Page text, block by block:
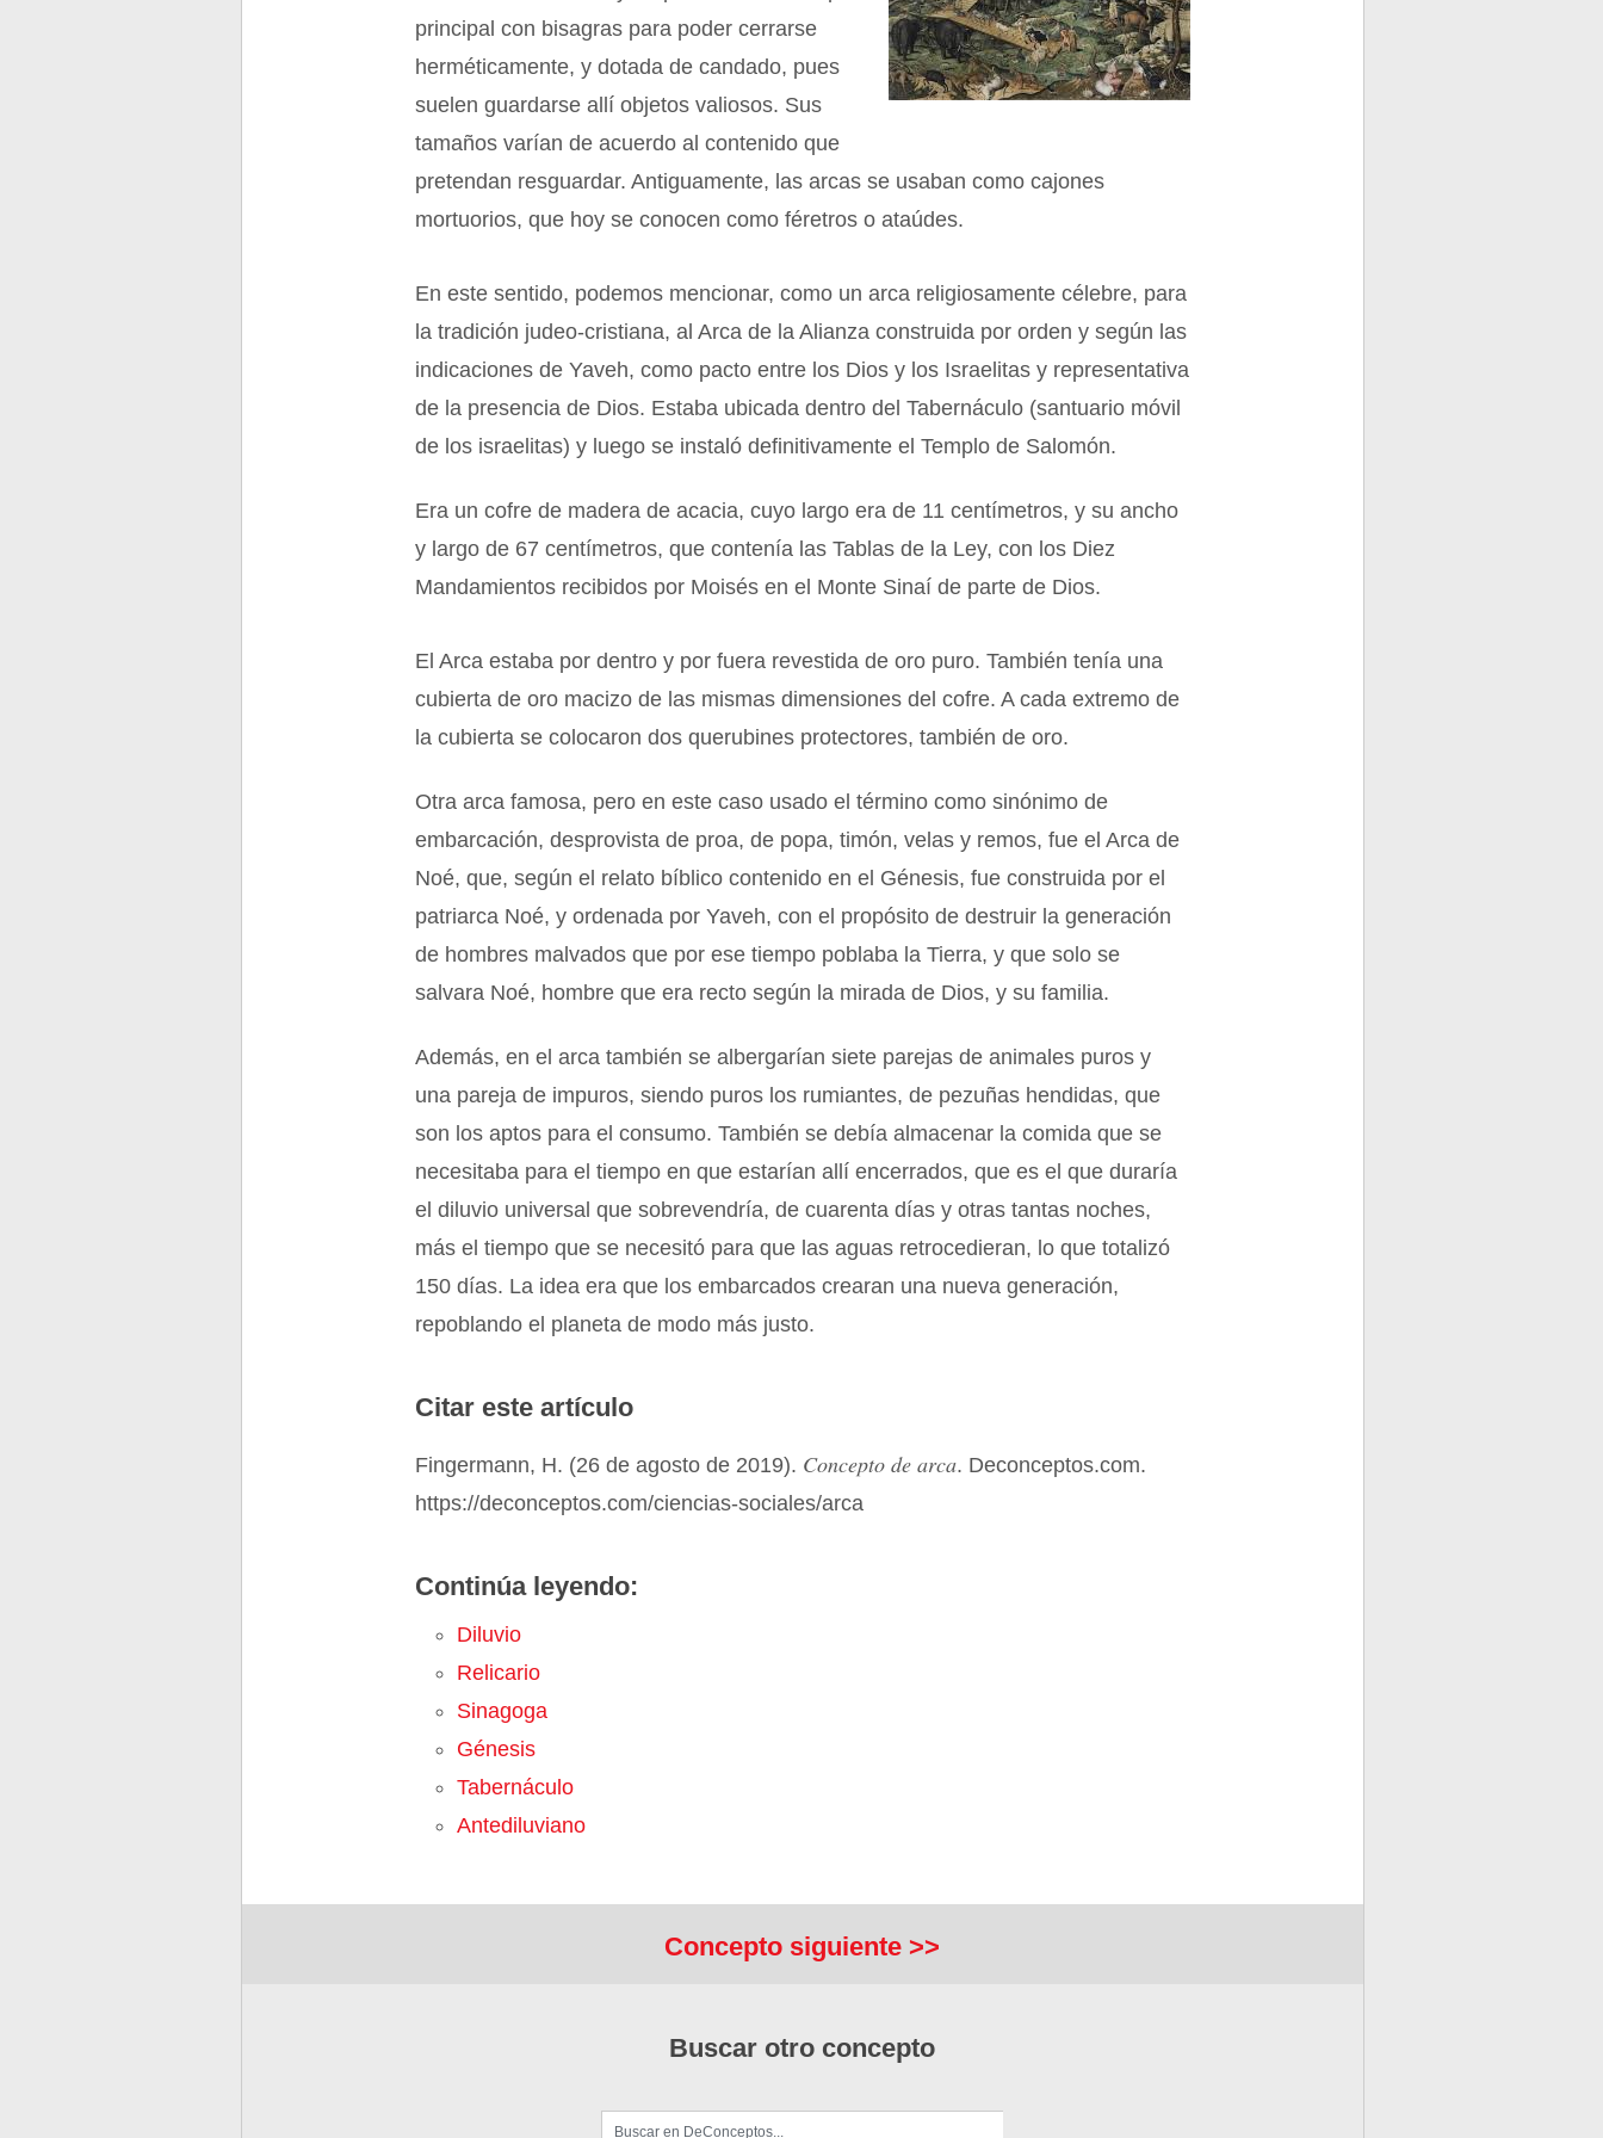
principal con bisagras para poder cerrarse
herméticamente, y dotada de candado, pues
suelen guardarse allí objetos valiosos. Sus
tamaños varían de acuerdo al contenido que
pretendan resguardar. Antiguamente, las arcas se usaban como cajones
mortuorios, que hoy se conocen como féretros o ataúdes.
En este sentido, podemos mencionar, como un arca religiosamente célebre, para
la tradición judeo-cristiana, al Arca de la Alianza construida por orden y según las
indicaciones de Yaveh, como pacto entre los Dios y los Israelitas y representativa
de la presencia de Dios. Estaba ubicada dentro del Tabernáculo (santuario móvil
de los israelitas) y luego se instaló definitivamente el Templo de Salomón.
Era un cofre de madera de acacia, cuyo largo era de 11 centímetros, y su ancho
y largo de 67 centímetros, que contenía las Tablas de la Ley, con los Diez
Mandamientos recibidos por Moisés en el Monte Sinaí de parte de Dios.
El Arca estaba por dentro y por fuera revestida de oro puro. También tenía una
cubierta de oro macizo de las mismas dimensiones del cofre. A cada extremo de
la cubierta se colocaron dos querubines protectores, también de oro.
Otra arca famosa, pero en este caso usado el término como sinónimo de
embarcación, desprovista de proa, de popa, timón, velas y remos, fue el Arca de
Noé, que, según el relato bíblico contenido en el Génesis, fue construida por el
patriarca Noé, y ordenada por Yaveh, con el propósito de destruir la generación
de hombres malvados que por ese tiempo poblaba la Tierra, y que solo se
salvara Noé, hombre que era recto según la mirada de Dios, y su familia.
Además, en el arca también se albergarían siete parejas de animales puros y
una pareja de impuros, siendo puros los rumiantes, de pezuñas hendidas, que
son los aptos para el consumo. También se debía almacenar la comida que se
necesitaba para el tiempo en que estarían allí encerrados, que es el que duraría
el diluvio universal que sobrevendría, de cuarenta días y otras tantas noches,
más el tiempo que se necesitó para que las aguas retrocedieran, lo que totalizó
150 días. La idea era que los embarcados crearan una nueva generación,
repoblando el planeta de modo más justo.
Citar este artículo
Fingermann, H. (26 de agosto de 2019). Concepto de arca. Deconceptos.com.
https://deconceptos.com/ciencias-sociales/arca
Continúa leyendo:
Diluvio
Relicario
Sinagoga
Génesis
Tabernáculo
Antediluviano
Concepto siguiente >>
Buscar otro concepto